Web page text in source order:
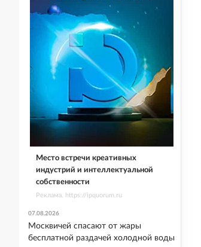
Место встречи креативных
индустрий и интеллектуальной
собственности
Реклама. https://ipquorum.ru
07.08.2026
Москвичей спасают от жары
бесплатной раздачей холодной воды